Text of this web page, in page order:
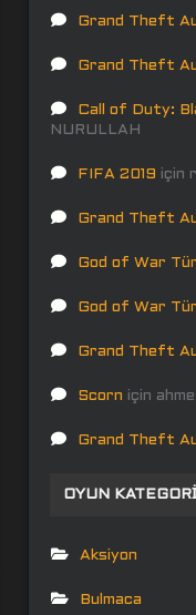
Grand Theft
Grand Theft
Call of Duty:
NURULLAH
FIFA 2019 için
Grand Theft
God of War
God of War
Grand Theft
Scorn için
Grand Theft
OYUN
Aksiyon
Bulmaca